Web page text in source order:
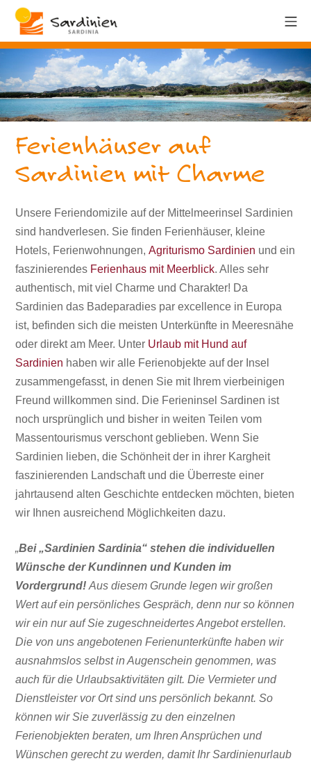
Ferienhäuser auf
Sardinien mit Charme
Unsere Feriendomizile auf der Mittelmeerinsel Sardinien
sind handverlesen. Sie finden Ferienhäuser, kleine
Hotels, Ferienwohnungen,Agriturismo Sardinien und ein
faszinierendes Ferienhaus mit Meerblick. Alles sehr
authentisch, mit viel Charme und Charakter! Da
Sardinien das Badeparadies par excellence in Europa
ist, befinden sich die meisten Unterkünfte in Meeresnähe
oder direkt am Meer. Unter Urlaub mit Hund auf
Sardinien haben wir alle Ferienobjekte auf der Insel
zusammengefasst, in denen Sie mit Ihrem vierbeinigen
Freund willkommen sind. Die Ferieninsel Sardinen ist
noch ursprünglich und bisher in weiten Teilen vom
Massentourismusverschont geblieben. Wenn Sie
Sardinien lieben, die Schönheit der in ihrer Kargheit
faszinierenden Landschaft und die Überreste einer
jahrtausend alten Geschichte entdecken möchten, bieten
wir Ihnen ausreichend Möglichkeiten dazu.
„Bei „Sardinien Sardinia“ stehen die individuellen
Wünsche der Kundinnen und Kunden im
Vordergrund! Aus diesem Grunde legen wir großen
Wert auf ein persönliches Gespräch, denn nur so können
wir ein nur auf Sie zugeschneidertes Angebot erstellen.
Die von uns angebotenen Ferienunterkünfte haben wir
ausnahmslos selbst in Augenschein genommen, was
auch für die Urlaubsaktivitäten gilt. Die Vermieter und
Dienstleister vor Ort sind uns persönlich bekannt. So
können wir Sie zuverlässig zu den einzelnen
Ferienobjekten beraten, um Ihren Ansprüchen und
Wünschen gerecht zu werden, damit Ihr Sardinienurlaub